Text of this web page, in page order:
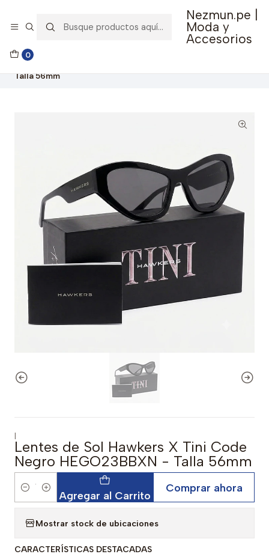
Nezmun.pe |
Moda y
Accesorios
0
🚚 Envío GRATIS por compras mayores a S/ 150
Talla 56mm
|
Lentes de Sol Hawkers X Tini Code
Negro HEGO23BBXN - Talla 56mm
Cantidad Agregar al Carrito
Comprar ahora
Mostrar stock de ubicaciones
CARACTERÍSTICAS DESTACADAS